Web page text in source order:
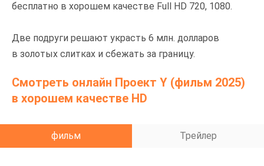
бесплатно в хорошем качестве Full HD 720, 1080.
Две подруги решают украсть 6 млн. долларов
в золотых слитках и сбежать за границу.
Смотреть онлайн Проект Y (фильм 2025)
в хорошем качестве HD
фильм Трейлер